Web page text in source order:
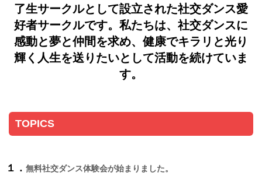
了生サークルとして設立された社交ダンス愛
好者サークルです。 私たちは、社交ダンスに
感動と夢と仲間を求め、健康でキラリと光り
輝く人生を送りたいとして活動を続けていま
す。
TOPICS
１． 無料社交ダンス体験会が始まりました。